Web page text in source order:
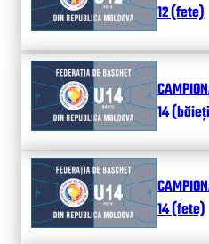
12 (fete)
14
14 (fete)